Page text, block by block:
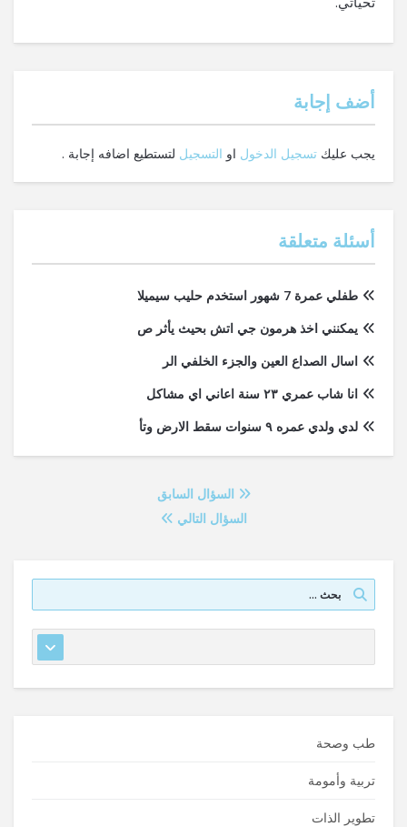
‫أضف إجابة
يجب عليك تسجيل الدخول او التسجيل لتستطيع اضافه إجابة .
أسئلة متعلقة
طفلي عمرة 7 شهور استخدم حليب سيميلا
يمكنني اخذ هرمون جي اتش بحيث يأثر ص
اسال الصداع العين والجزء الخلفي الر
انا شاب عمري ٢٣ سنة اعاني اي مشاكل
لدي ولدي عمره ٩ سنوات سقط الارض وتأ
السؤال السابق
السؤال التالي
طب وصحة
تربية وأمومة
تطوير الذات